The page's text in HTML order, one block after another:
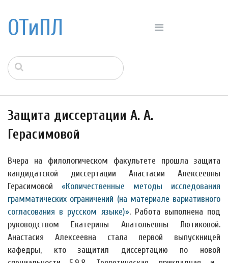
ОТиПЛ
Защита диссертации А. А.
Герасимовой
Вчера на филологическом факультете прошла защита
кандидатской диссертации Анастасии Алексеевны
Герасимовой «Количественные методы исследования
грамматических ограничений (на материале вариативного
согласования в русском языке)». Работа выполнена под
руководством Екатерины Анатольевны Лютиковой.
Анастасия Алексеевна стала первой выпускницей
кафедры, кто защитил диссертацию по новой